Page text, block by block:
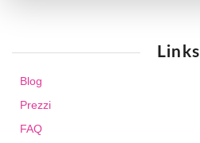
Links
Blog
Prezzi
FAQ